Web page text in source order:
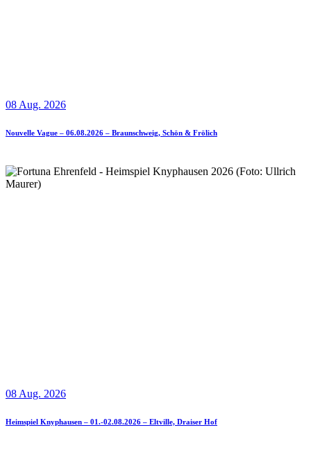
08 Aug. 2026
Nouvelle Vague – 06.08.2026 – Braunschweig, Schön & Frölich
08 Aug. 2026
Heimspiel Knyphausen – 01.-02.08.2026 – Eltville, Draiser Hof